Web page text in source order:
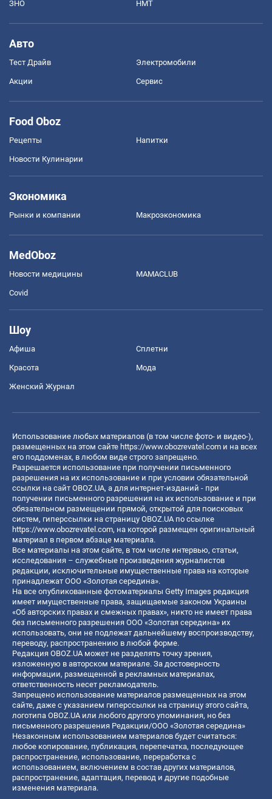
ЗНО НМТ
Авто
Тест Драйв Электромобили
Акции Сервис
Food Oboz
Рецепты Напитки
Новости Кулинарии
Экономика
Рынки и компании Mакроэкономика
MedOboz
Новости медицины MAMACLUB
Covid
Шоу
Афиша Сплетни
Красота Мода
Женский Журнал
Использование любых материалов (в том числе фото- и видео-),
размещенных на этом сайте https://www.obozrevatel.com и на всех
его поддоменах, в любом виде строго запрещено.
Разрешается использование при получении письменного
разрешения на их использование и при условии обязательной
ссылки на сайт OBOZ.UA, а для интернет-изданий - при
получении письменного разрешения на их использование и при
обязательном размещении прямой, открытой для поисковых
систем, гиперссылки на страницу OBOZ.UA по ссылке
https://www.obozrevatel.com, на которой размещен оригинальный
материал в первом абзаце материала.
Все материалы на этом сайте, в том числе интервью, статьи,
исследования – служебные произведения журналистов
редакции, исключительные имущественные права на которые
принадлежат ООО «Золотая середина».
На все опубликованные фотоматериалы Getty Images редакция
имеет имущественные права, защищаемые законом Украины
«Об авторских правах и смежных правах», никто не имеет права
без письменного разрешения ООО «Золотая середина» их
использовать, они не подлежат дальнейшему воспроизводству,
переводу, распространению в любой форме.
Редакция OBOZ.UA может не разделять точку зрения,
изложенную в авторском материале. За достоверность
информации, размещенной в рекламных материалах,
ответственность несет рекламодатель.
Запрещено использование материалов размещенных на этом
сайте, даже с указанием гиперссылки на страницу этого сайта,
логотипа OBOZ.UA или любого другого упоминания, но без
письменного разрешения Редакции/ООО «Золотая середина»
Незаконным использованием материалов будет считаться:
любое копирование, публикация, перепечатка, последующее
распространение, использование, переработка с
использованием, включением в состав других материалов,
распространение, адаптация, перевод и другие подобные
изменения материала.